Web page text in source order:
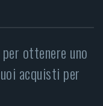
ottenere uno
acquisti per